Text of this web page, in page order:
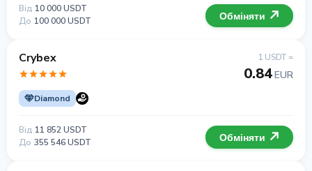
Від 10 000 USDT
До 100 000 USDT Обміняти
Crybex
Diamond
1 USDT =
0.84EUR
Від 11 852 USDT
До 355 546 USDT Обміняти